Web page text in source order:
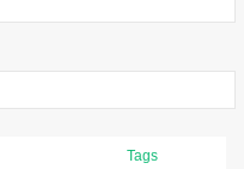
Tags